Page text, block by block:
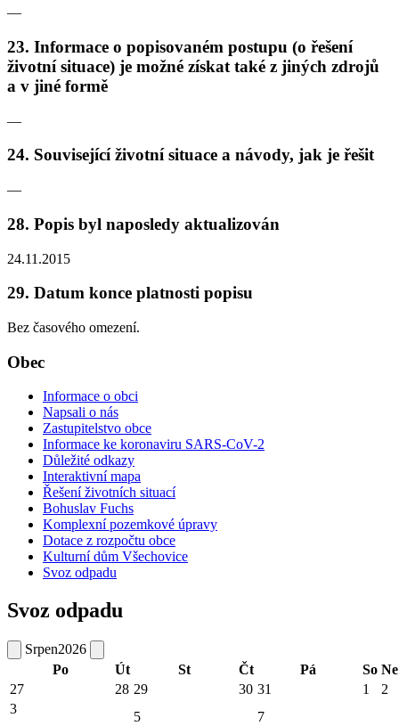
—
23. Informace o popisovaném postupu (o řešení
životní situace) je možné získat také z jiných zdrojů
a v jiné formě
—
24. Související životní situace a návody, jak je řešit
—
28. Popis byl naposledy aktualizován
24.11.2015
29. Datum konce platnosti popisu
Bez časového omezení.
Obec
Informace o obci
Napsali o nás
Zastupitelstvo obce
Informace ke koronaviru SARS-CoV-2
Důležité odkazy
Interaktivní mapa
Řešení životních situací
Bohuslav Fuchs
Komplexní pozemkové úpravy
Dotace z rozpočtu obce
Kulturní dům Všechovice
Svoz odpadu
Svoz odpadu
Srpen2026
Po
Út St Čt Pá So Ne
27
28 29 30 31 1
2
3
5
7